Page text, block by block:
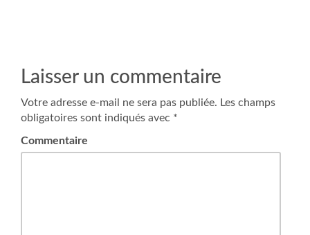
Laisser un commentaire
Votre adresse e-mail ne sera pas publiée. Les champs
obligatoires sont indiqués avec *
Commentaire